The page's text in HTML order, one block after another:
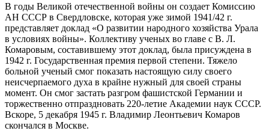
В годы Великой отечественной войны он создает Комиссию
АН СССР в Свердловске, которая уже зимой 1941/42 г.
представляет доклад «О развитии народного хозяйства Урала
в условиях войны». Коллективу ученых во главе с В. Л.
Комаровым, составившему этот доклад, была присуждена в
1942 г. Государственная премия первой степени. Тяжело
больной ученый смог показать настоящую силу своего
неисчерпаемого духа в крайне нужный для своей страны
момент. Он смог застать разгром фашистской Германии и
торжественно отпраздновать 220-летие Академии наук СССР.
Вскоре, 5 декабря 1945 г. Владимир Леонтьевич Комаров
скончался в Москве.